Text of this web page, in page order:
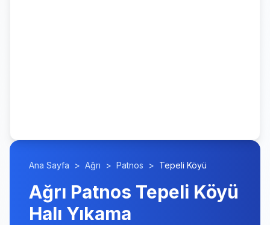
Ana Sayfa > Ağrı > Patnos > Tepeli Köyü
Ağrı Patnos Tepeli Köyü
Halı Yıkama